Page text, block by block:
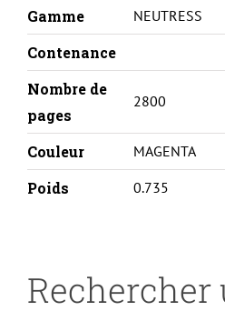
Gamme NEUTRESS
Contenance
Nombre de
pages
2800
Couleur MAGENTA
Poids 0.735
Rechercher